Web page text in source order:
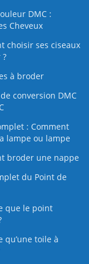
DMC :
Cheveux
choisir ses ciseaux
à broder
conversion DMC
: Comment
lampe ou lampe
broder une nappe
du Point de
que le point
qu’une toile à